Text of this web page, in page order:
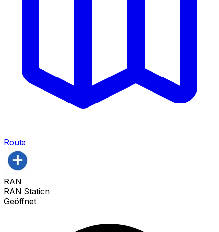
Route
RAN
RAN Station
Geöffnet